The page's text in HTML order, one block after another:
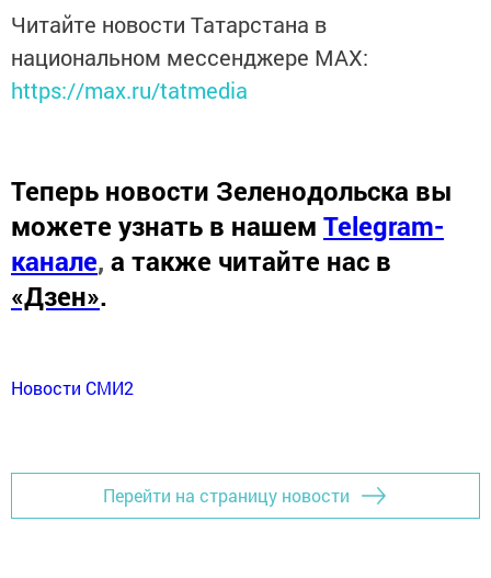
Читайте новости Татарстана в
национальном мессенджере MАХ:
https://max.ru/tatmedia
Теперь новости Зеленодольска вы
можете узнать в нашем Telegram-
канале, а также читайте нас в
«Дзен».
Новости СМИ2
Перейти на страницу новости